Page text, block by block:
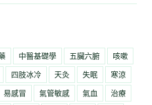
中醫基礎學 五臟六腑
咳嗽
四肢冰冷 天灸 失眠
寒涼
易感冒 氣管敏感 氣血
治療